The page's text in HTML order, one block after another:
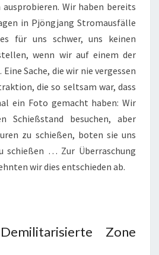
Wir haben bereits
in Pjöngjang Stromausfälle
für uns schwer, uns keinen
wenn wir auf einem der
Sache, die wir nie vergessen
die so seltsam war, dass
ein Foto gemacht haben: Wir
Schießstand besuchen, aber
zu schießen, boten sie uns
schießen … Zur Überraschung
wir dies entschieden ab.
Zone